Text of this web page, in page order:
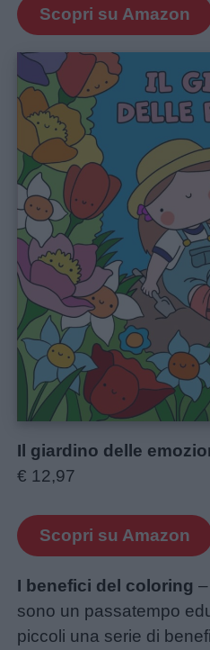
Scopri su Amazon
Il giardino delle
€ 12,97
Scopri su Amazon
I benefici del coloring
sono un passatempo
piccoli una serie di